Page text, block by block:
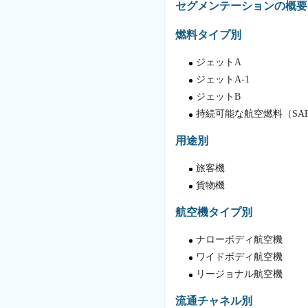
セグメンテーションの概要
燃料タイプ別
ジェットA
ジェットA-1
ジェットB
持続可能な航空燃料（
用途別
旅客機
貨物機
航空機タイプ別
ナローボディ航空機
ワイドボディ航空機
リージョナル航空機
流通チャネル別